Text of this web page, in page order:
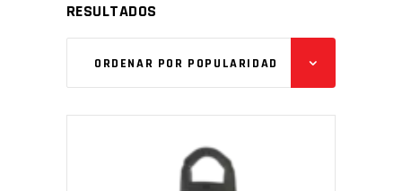
RESULTADOS
ORDENAR POR POPULARIDAD